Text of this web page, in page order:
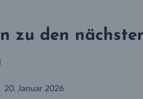
zu den
20. Januar 2026